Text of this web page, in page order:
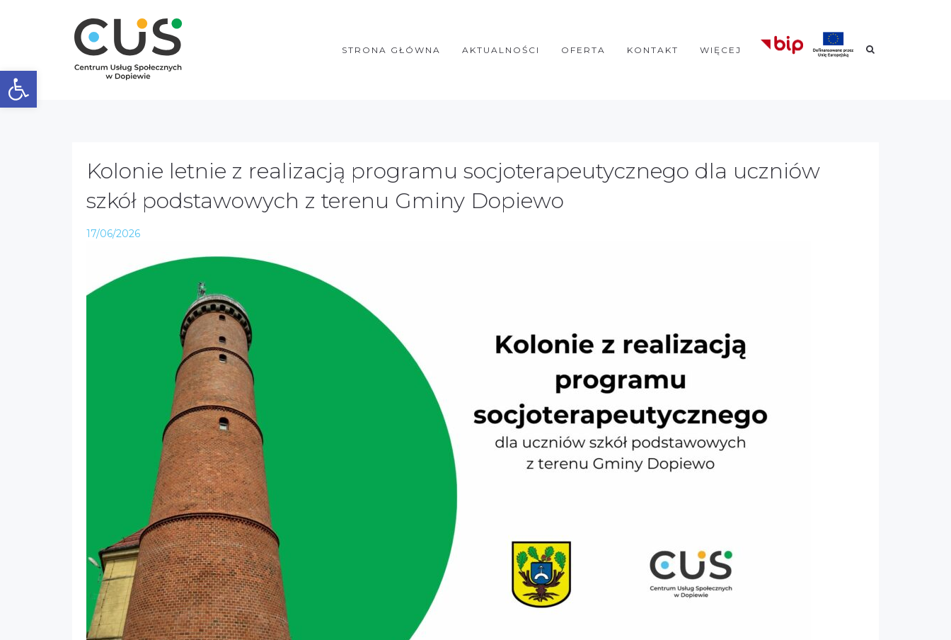
Otwórz pasek narzędzi
STRONA GŁÓWNA AKTUALNOŚCI OFERTA KONTAKT WIĘCEJ
Kolonie letnie z realizacją programu socjoterapeutycznego dla uczniów
szkół podstawowych z terenu Gminy Dopiewo
17/06/2026